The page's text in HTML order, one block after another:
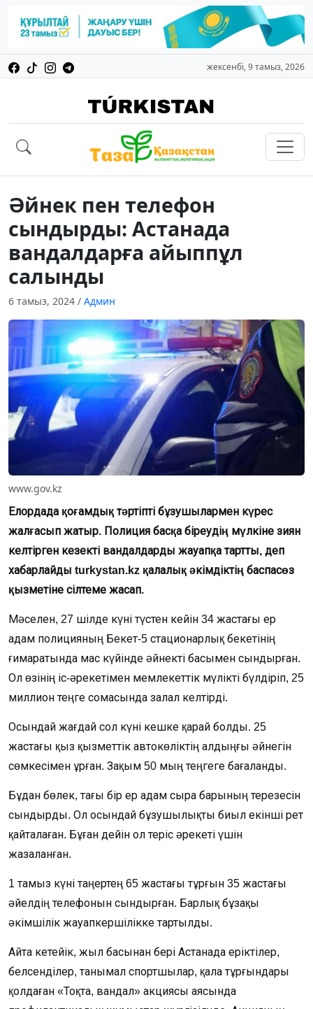
жексенбі, 9 тамыз, 2026
Әйнек пен телефон
сындырды: Астанада
вандалдарға айыппұл
салынды
6 тамыз, 2024 / Админ
www.gov.kz
Елордада қоғамдық тәртіпті бұзушылармен күрес
жалғасып жатыр. Полиция басқа біреудің мүлкіне зиян
келтірген кезекті вандалдарды жауапқа тартты, деп
хабарлайды turkystan.kz қалалық әкімдіктің баспасөз
қызметіне сілтеме жасап.
Мәселен, 27 шілде күні түстен кейін 34 жастағы ер
адам полицияның Бекет-5 стационарлық бекетінің
ғимаратында мас күйінде әйнекті басымен сындырған.
Ол өзінің іс-әрекетімен мемлекеттік мүлікті бүлдіріп, 25
миллион теңге сомасында залал келтірді.
Осындай жағдай сол күні кешке қарай болды. 25
жастағы қыз қызметтік автокөліктің алдыңғы әйнегін
сөмкесімен ұрған. Зақым 50 мың теңгеге бағаланды.
Бұдан бөлек, тағы бір ер адам сыра барының терезесін
сындырды. Ол осындай бұзушылықты биыл екінші рет
қайталаған. Бұған дейін ол теріс әрекеті үшін
жазаланған.
1 тамыз күні таңертең 65 жастағы тұрғын 35 жастағы
әйелдің телефонын сындырған. Барлық бұзақы
әкімшілік жауапкершілікке тартылды.
Айта кетейік, жыл басынан бері Астанада еріктілер,
белсенділер, танымал спортшылар, қала тұрғындары
қолдаған «Тоқта, вандал» акциясы аясында